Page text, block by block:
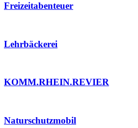
Freizeitabenteuer
Lehrbäckerei
KOMM.RHEIN.REVIER
Naturschutzmobil